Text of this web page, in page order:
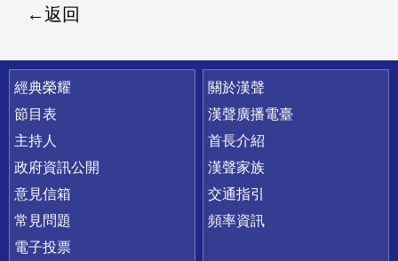
返回
快速連結
經典榮耀
節目表
主持人
政府資訊公開
意見信箱
常見問題
電子投票
關於漢聲
漢聲廣播電臺
首長介紹
漢聲家族
交通指引
頻率資訊